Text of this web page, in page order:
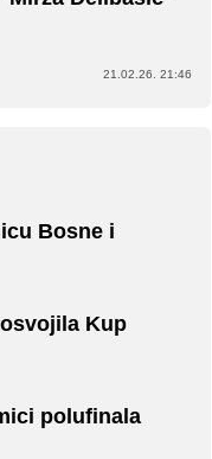
21.02.26. 21:46
Bosne i
Kup
polufinala